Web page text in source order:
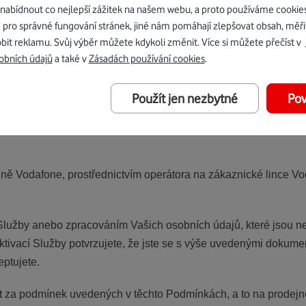
mravní vývoj dětí a mladistvých. Uživatel je povinen zajistit,
v této souvislosti bere na vědomí, že součástí Služby je
k nevhodnému Obsahu. Při aktivaci Služby s Obsahem
18 let. V případě, že Uživatel při aktivaci Služby s Obsahem
zamezit takovému Uživateli přístup ke Službě s
Vodafone, prostřednictvím operátora na zákaznické lince
anebo zpracováním Vašich osobních údajů, které jsou
Služby potvrzujete, že jste se s výše uvedenými
podmínek uvedených v těchto Podmínkách, a to na
co nejlepší zážitek na našem webu, a proto používáme
správné fungování stránek, jiné nám pomáhají zlepšovat obsah,
reklamu. Svůj výběr můžete kdykoli změnit. Více si můžete přečíst v
údajůa také vZásadách používání cookies.
Použít jen nezbytné